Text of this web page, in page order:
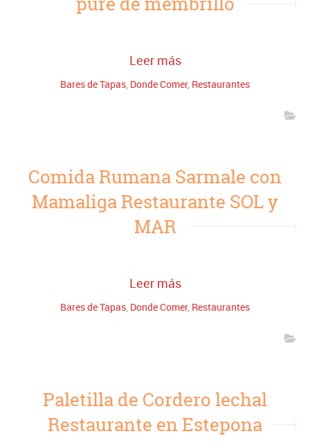
Leer más
Bares de Tapas Donde Comer, Restaurantes
Comida Rumana Sarmale con
Mamaliga Restaurante SOL y
MAR
Leer más
Bares de Tapas, Donde Comer, Restaurantes
Paletilla de Cordero lechal
Restaurante en Estepona